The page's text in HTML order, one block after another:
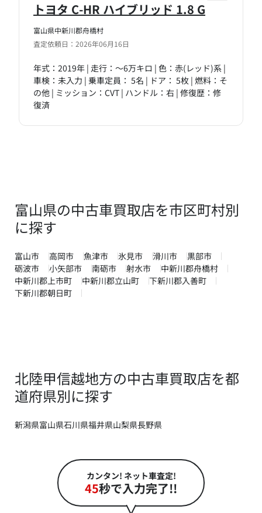
富山県中新川郡舟橋村
査定依頼日：2026年06月16日
トヨタ C-HR ハイブリッド 1.8 G
年式：2019年 | 走行：～6万キロ | 色：赤(レッド)系 |
車検：未入力 | 乗車定員： 5名 | ドア： 5枚 | 燃料：そ
の他 | ミッション：CVT | ハンドル：右 | 修復歴：修
復済
富山県の中古車買取店を市区町村別
に探す
富山市 高岡市 魚津市 氷見市 滑川市
黒部市
砺波市
小矢部市 南砺市 射水市
中新川郡舟橋村
中新川郡上市町
中新川郡立山町
下新川郡入善町
下新川郡朝日町
北陸甲信越地方の中古車買取店を都
道府県別に探す
新潟県富山県石川県福井県山梨県長野県
カンタン! ネット車査定!
45秒で入力完了!!